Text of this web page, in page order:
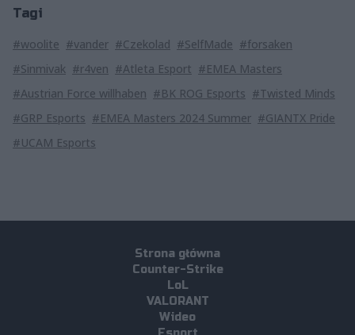
Tagi
#woolite #vander #Czekolad #SelfMade #forsaken
#Sinmivak #r4ven #Atleta Esport #EMEA Masters
#Austrian Force willhaben #BK ROG Esports #Twisted Minds
#GRP Esports #EMEA Masters 2024 Summer #GIANTX Pride
#UCAM Esports
Strona główna
Counter-Strike
LoL
VALORANT
Wideo